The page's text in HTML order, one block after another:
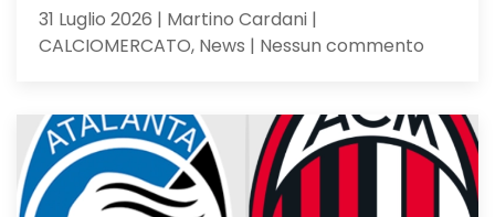
31 Luglio 2026 | Martino Cardani |
CALCIOMERCATO, News | Nessun commento
di
Sarri,
verso